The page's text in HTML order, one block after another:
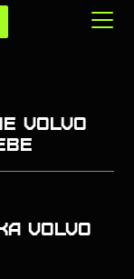
Volvo
Volvo